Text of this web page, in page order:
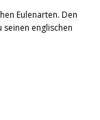
Eulenarten. Den
englischen